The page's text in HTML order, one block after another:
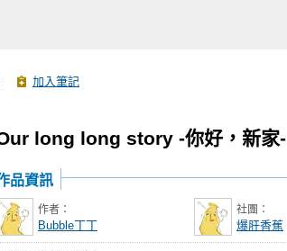
加入筆記
long long story -你好，新家-
品資訊
作者：
Bubble丁丁
社團：
爆肝香蕉